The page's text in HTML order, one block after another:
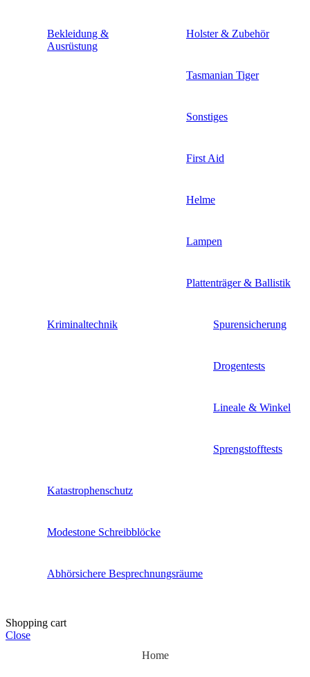
Bekleidung &
Ausrüstung
Holster & Zubehör
Tasmanian Tiger
Sonstiges
First Aid
Helme
Lampen
Plattenträger & Ballistik
Kriminaltechnik Spurensicherung
Drogentests
Lineale & Winkel
Sprengstofftests
Katastrophenschutz
Modestone Schreibblöcke
Abhörsichere Besprechnungsräume
Shopping cart
Close
Home